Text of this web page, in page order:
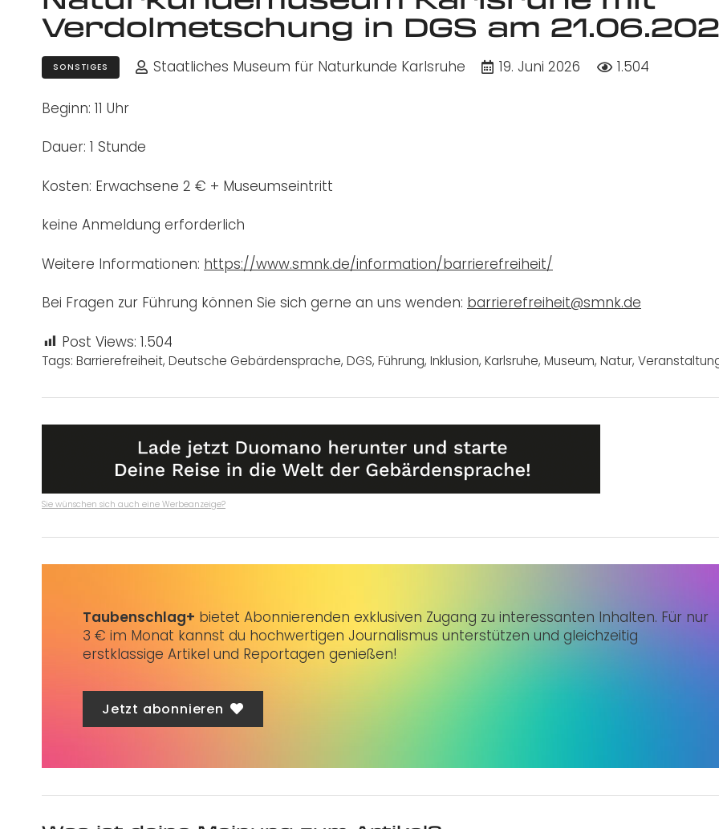
Verdolmetschung in DGS am
SONSTIGES Staatliches Museum für Naturkunde Karlsruhe 19. Juni 2026 1.504
Beginn: 11 Uhr
Dauer: 1 Stunde
Kosten: Erwachsene 2 € + Museumseintritt
keine Anmeldung erforderlich
Weitere Informationen: https://www.smnk.de/information/barrierefreiheit/
Bei Fragen zur Führung können Sie sich gerne an uns wenden: barrierefreiheit@smnk.de
Post Views: 1.504
Tags: Barrierefreiheit, Deutsche Gebärdensprache, DGS, Führung, Inklusion, Karlsruhe, Museum, Natur,
Sie wünschen sich auch eine Werbeanzeige?
Taubenschlag+ bietet Abonnierenden exklusiven Zugang zu interessanten Inhalten. Für nur
3 € im Monat kannst du hochwertigen Journalismus unterstützen und gleichzeitig
erstklassige Artikel und Reportagen genießen!
Jetzt abonnieren